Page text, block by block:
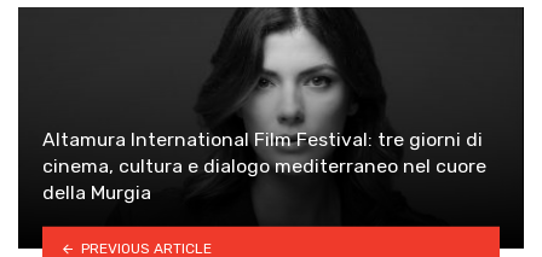
Altamura International Film Festival: tre giorni di
cinema, cultura e dialogo mediterraneo nel cuore
della Murgia
PREVIOUS ARTICLE